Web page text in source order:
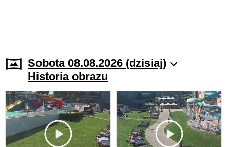
Sobota 08.08.2026 (dzisiaj)
Historia obrazu